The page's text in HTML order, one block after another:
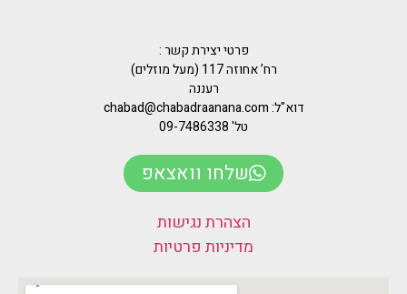
פרטי יצירת קשר :
רח’ אחוזה 117 (מעל מוזלים)
רעננה
דוא"ל: chabad@chabadraanana.com
טל' 09-7486338
שלחו וואצאפ
הצהרת נגישות
מדיניות פרטיות